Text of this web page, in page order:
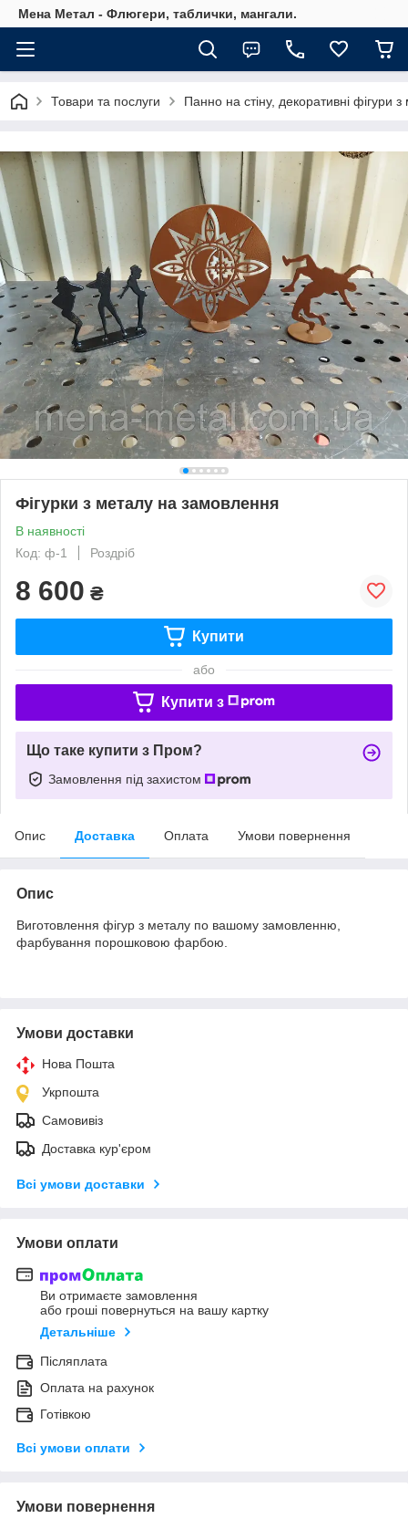
Мена Метал - Флюгери, таблички, мангали.
Товари та послуги Панно на стіну, декоративні фігури з
Фігурки з металу на замовлення
В наявності
Код: ф-1
Роздріб
8 600 ₴
Купити
або
Купити з
Що таке купити з Пром?
Замовлення під захистом
Опис Доставка Оплата Умови повернення
Опис
Виготовлення фігур з металу по вашому замовленню,
фарбування порошковою фарбою.
Умови доставки
Нова Пошта
Укрпошта
Самовивіз
Доставка кур'єром
Всі умови доставки
Умови оплати
Ви отримаєте замовлення
або гроші повернуться на вашу картку
Детальніше
Післяплата
Оплата на рахунок
Готівкою
Всі умови оплати
Умови повернення